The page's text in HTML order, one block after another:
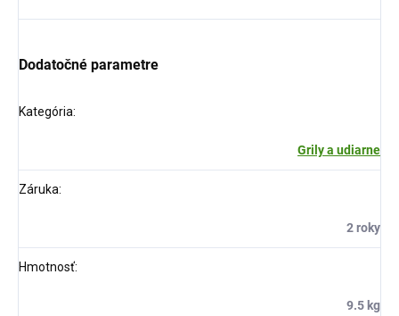
Dodatočné parametre
Kategória:
Grily a udiarne
Záruka:
2 roky
Hmotnosť:
9.5 kg